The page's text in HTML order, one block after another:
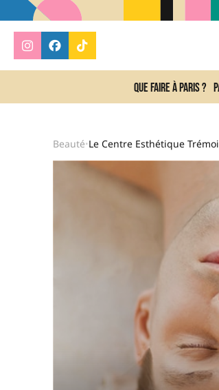
Que faire à Paris ?
Beauté•